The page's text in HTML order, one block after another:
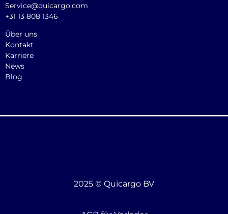
Service@quicargo.com
+31 13 808 1346
Über uns
Kontakt
Karriere
News
Blog
2025 © Quicargo BV